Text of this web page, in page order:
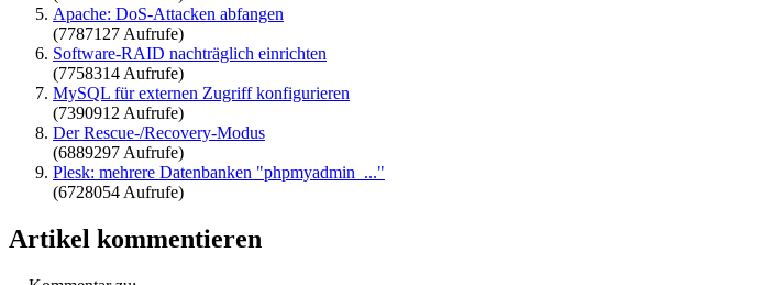
Apache: DoS-Attacken abfangen
(7787127 Aufrufe)
Software-RAID nachträglich einrichten
(7758314 Aufrufe)
MySQL für externen Zugriff konfigurieren
(7390912 Aufrufe)
Der Rescue-/Recovery-Modus
(6889297 Aufrufe)
Plesk: mehrere Datenbanken "phpmyadmin_..."
(6728054 Aufrufe)
Artikel kommentieren